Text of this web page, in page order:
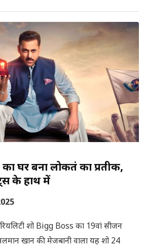
घर बना लोकतंत्र का प्रतीक,
के हाथ में
शो Bigg Boss का 19वां सीजन
खान की मेजबानी वाला यह शो 24